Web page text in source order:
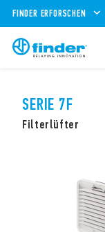
FINDER ERFORSCHEN
SERIE 7F
Filterlüfter